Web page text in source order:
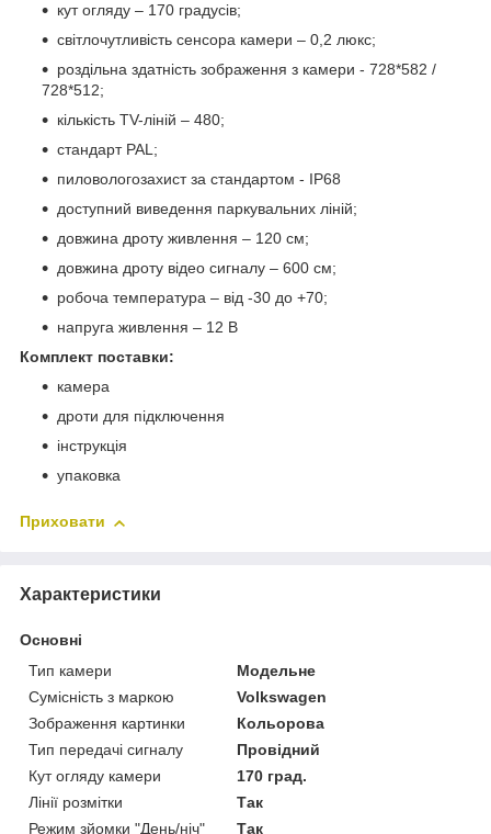
кут огляду – 170 градусів;
світлочутливість сенсора камери – 0,2 люкс;
роздільна здатність зображення з камери - 728*582 /
728*512;
кількість TV-ліній – 480;
стандарт PAL;
пиловологозахист за стандартом - IP68
доступний виведення паркувальних ліній;
довжина дроту живлення – 120 см;
довжина дроту відео сигналу – 600 см;
робоча температура – ​​від -30 до +70;
напруга живлення – 12 В
Комплект поставки:
камера
дроти для підключення
інструкція
упаковка
Приховати
Характеристики
Основні
Тип камери
Модельне
Сумісність з маркою
Volkswagen
Зображення картинки
Кольорова
Тип передачі сигналу
Провідний
Кут огляду камери
170 град.
Лінії розмітки
Так
Режим зйомки "День/ніч"
Так